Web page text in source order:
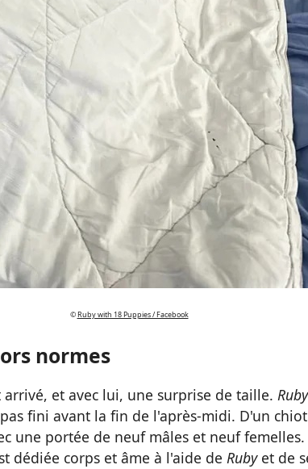
©Ruby with 18 Puppies / Facebook
normes
et avec lui, une surprise de taille. Ruby
fini avant la fin de l'après-midi. D'un
une portée de neuf mâles et neuf
dédiée corps et âme à l'aide de Rubyet de